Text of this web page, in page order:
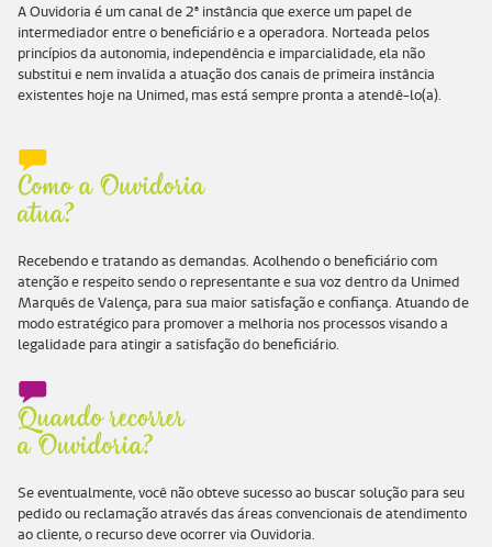
A Ouvidoria é um canal de 2ª instância que exerce um papel de
intermediador entre o beneficiário e a operadora. Norteada pelos
princípios da autonomia, independência e imparcialidade, ela não
substitui e nem invalida a atuação dos canais de primeira instância
existentes hoje na Unimed, mas está sempre pronta a atendê-lo(a).
Recebendo e tratando as demandas. Acolhendo o beneficiário com
atenção e respeito sendo o representante e sua voz dentro da Unimed
Marquês de Valença, para sua maior satisfação e confiança. Atuando de
modo estratégico para promover a melhoria nos processos visando a
legalidade para atingir a satisfação do beneficiário.
Se eventualmente, você não obteve sucesso ao buscar solução para seu
pedido ou reclamação através das áreas convencionais de atendimento
ao cliente, o recurso deve ocorrer via Ouvidoria.